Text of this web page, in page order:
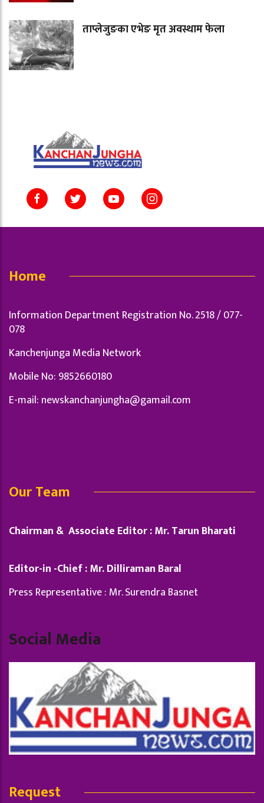
ताप्लेजुङका एभेङ मृत अवस्थाम फेला
Home
Information Department Registration No. 2518 / 077-
078
Kanchenjunga Media Network
Mobile No: 9852660180
E-mail: newskanchanjungha@gamail.com
Our Team
Chairman & Associate Editor : Mr. Tarun Bharati
Editor-in -Chief : Mr. Dilliraman Baral
Press Representative : Mr. Surendra Basnet
Social Media
Request